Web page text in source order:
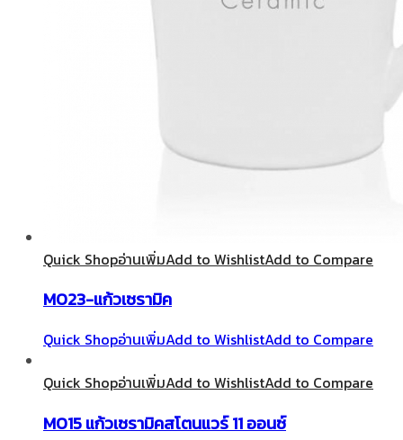
Quick Shopอ่านเพิ่มAdd to WishlistAdd to Compare
M023-แก้วเซรามิค
Quick Shopอ่านเพิ่มAdd to WishlistAdd to Compare
Quick Shopอ่านเพิ่มAdd to WishlistAdd to Compare
M015 แก้วเซรามิคสโตนแวร์ 11 ออนซ์